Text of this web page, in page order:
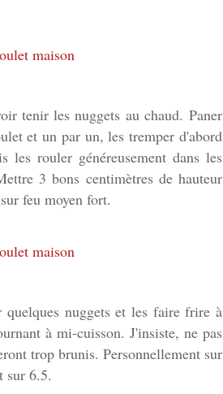
tenir les nuggets au chaud. Paner
et un par un, les tremper d'abord
rouler généreusement dans les
3 bons centimètres de hauteur
feu moyen fort.
nuggets et les faire frire à
à mi-cuisson. J'insiste, ne pas
trop brunis. Personnellement sur
sur 6.5.